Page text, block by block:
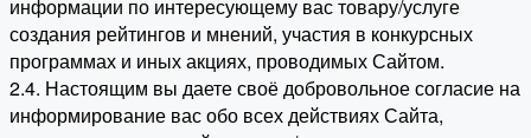
информации по интересующему вас товару/услуге
создания рейтингов и мнений, участия в конкурсных
программах и иных акциях, проводимых Сайтом.
2.4. Настоящим вы даете своё добровольное согласие на
информирование вас обо всех действиях Сайта,